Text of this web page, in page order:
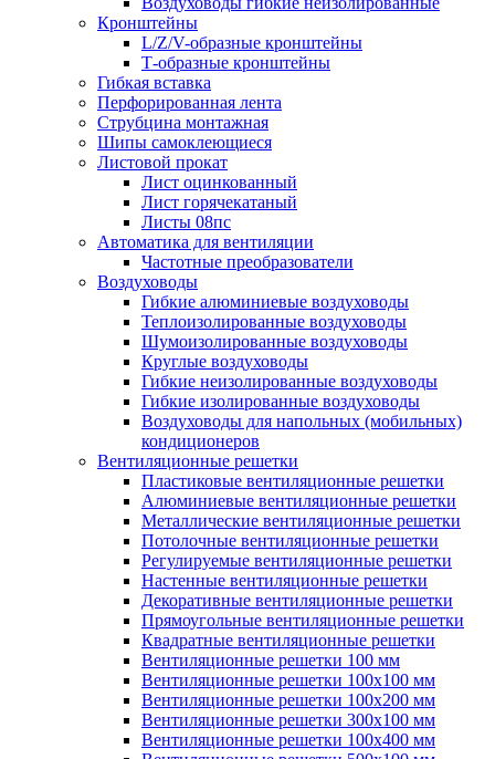
Кронштейны
L/Z/V-образные кронштейны
Т-образные кронштейны
Гибкая вставка
Перфорированная лента
Струбцина монтажная
Шипы самоклеющиеся
Листовой прокат
Лист оцинкованный
Лист горячекатаный
Листы 08пс
Автоматика для вентиляции
Частотные преобразователи
Воздуховоды
Гибкие алюминиевые воздуховоды
Теплоизолированные воздуховоды
Шумоизолированные воздуховоды
Круглые воздуховоды
Гибкие неизолированные воздуховоды
Гибкие изолированные воздуховоды
Воздуховоды для напольных (мобильных)
кондиционеров
Вентиляционные решетки
Пластиковые вентиляционные решетки
Алюминиевые вентиляционные решетки
Металлические вентиляционные решетки
Потолочные вентиляционные решетки
Регулируемые вентиляционные решетки
Настенные вентиляционные решетки
Декоративные вентиляционные решетки
Прямоугольные вентиляционные решетки
Квадратные вентиляционные решетки
Вентиляционные решетки 100 мм
Вентиляционные решетки 100х100 мм
Вентиляционные решетки 100х200 мм
Вентиляционные решетки 300х100 мм
Вентиляционные решетки 100х400 мм